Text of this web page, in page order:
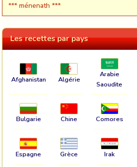
*** ménenath ***
Les recettes par pays
Afghanistan Algérie
Arabie
Saoudite
Bulgarie Chine Comores
Espagne Grèce Irak